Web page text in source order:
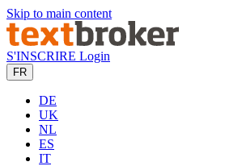
Skip to main content
S'INSCRIRE Login
FR
DE
UK
NL
ES
IT